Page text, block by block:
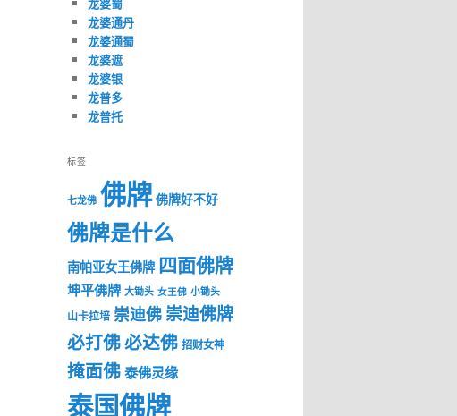
龙婆蜀
龙婆通丹
龙婆通蜀
龙婆遮
龙婆银
龙普多
龙普托
标签
七龙佛 佛牌 佛牌好不好
佛牌是什么
南帕亚女王佛牌 四面佛牌
坤平佛牌 大锄头 女王佛 小锄头
山卡拉培 崇迪佛崇迪佛牌
必打佛必达佛 招财女神
掩面佛泰佛灵缘
泰国佛牌